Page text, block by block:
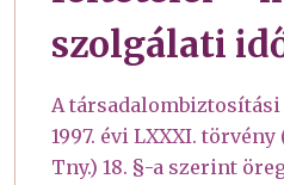
szolgálati
A
1997. évi LXXXI. törvény
Tny.) 18. §-a szerint